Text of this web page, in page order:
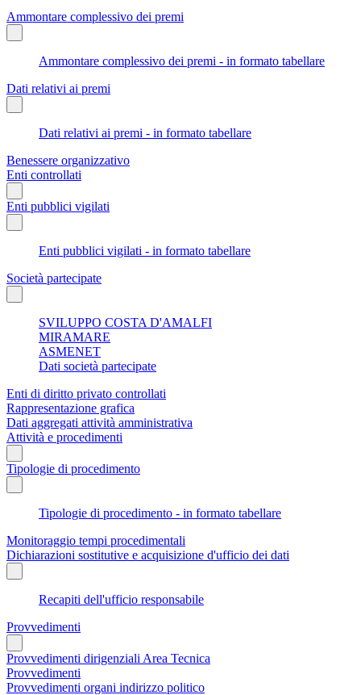
Ammontare complessivo dei premi
Ammontare complessivo dei premi - in formato tabellare
Dati relativi ai premi
Dati relativi ai premi - in formato tabellare
Benessere organizzativo
Enti controllati
Enti pubblici vigilati
Enti pubblici vigilati - in formato tabellare
Società partecipate
SVILUPPO COSTA D'AMALFI
MIRAMARE
ASMENET
Dati società partecipate
Enti di diritto privato controllati
Rappresentazione grafica
Dati aggregati attività amministrativa
Attività e procedimenti
Tipologie di procedimento
Tipologie di procedimento - in formato tabellare
Monitoraggio tempi procedimentali
Dichiarazioni sostitutive e acquisizione d'ufficio dei dati
Recapiti dell'ufficio responsabile
Provvedimenti
Provvedimenti dirigenziali Area Tecnica
Provvedimenti
Provvedimenti organi indirizzo politico